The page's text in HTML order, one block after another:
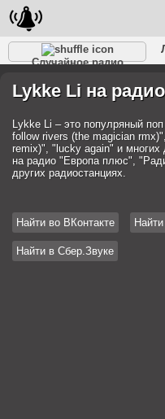
Случайное радио
Разговорное
Рэп
Lykke Li на
Lykke Li – это популряный
follow rivers (the magician
remix)", "lucky again" и
на радио "Европа плюс",
других радиостанциях.
Найти во ВКонтакте
Найти в Сбер.Звуке